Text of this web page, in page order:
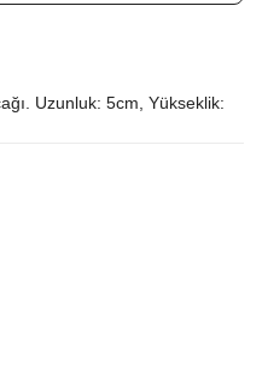
Uzunluk: 5cm, Yükseklik: